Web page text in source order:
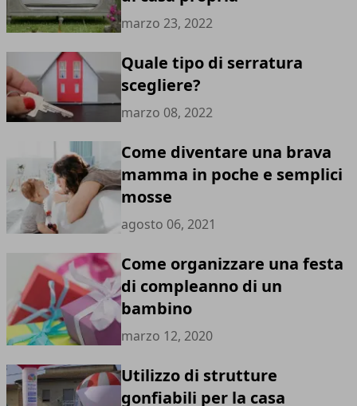
marzo 23, 2022
Quale tipo di serratura
scegliere?
marzo 08, 2022
Come diventare una brava
mamma in poche e semplici
mosse
agosto 06, 2021
Come organizzare una festa
di compleanno di un
bambino
marzo 12, 2020
Utilizzo di strutture
gonfiabili per la casa